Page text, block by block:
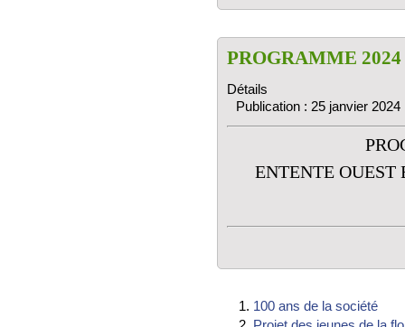
PROGRAMME 2024
Détails
Publication : 25 janvier 2024
ENTENTE OUEST
100 ans de la société